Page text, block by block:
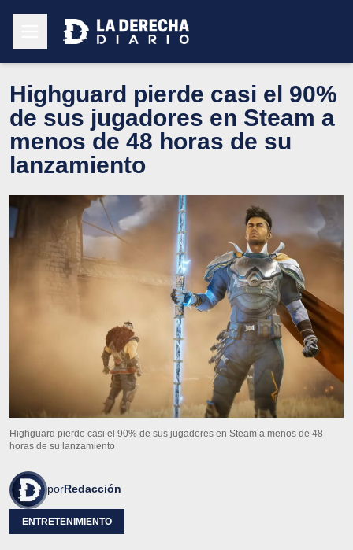
Highguard pierde casi el 90%
de sus jugadores en Steam a
menos de 48 horas de su
lanzamiento
Highguard pierde casi el 90% de sus jugadores en Steam a menos de 48
horas de su lanzamiento
porRedacción
ENTRETENIMIENTO